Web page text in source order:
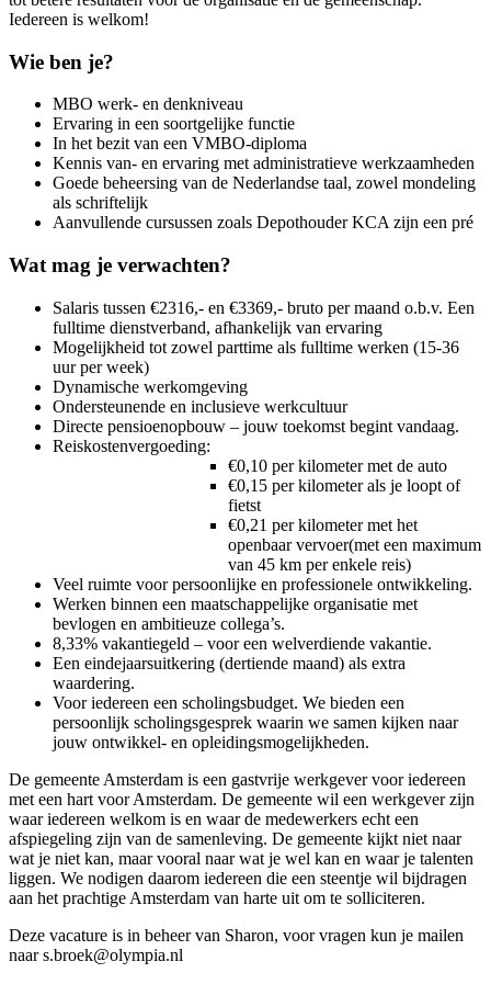
Iedereen is welkom!
Wie ben je?
MBO werk- en denkniveau
Ervaring in een soortgelijke functie
In het bezit van een VMBO-diploma
Kennis van- en ervaring met administratieve werkzaamheden
Goede beheersing van de Nederlandse taal, zowel mondeling
als schriftelijk
Aanvullende cursussen zoals Depothouder KCA zijn een pré
Wat mag je verwachten?
Salaris tussen €2316,- en €3369,- bruto per maand o.b.v. Een
fulltime dienstverband, afhankelijk van ervaring
Mogelijkheid tot zowel parttime als fulltime werken (15-36
uur per week)
Dynamische werkomgeving
Ondersteunende en inclusieve werkcultuur
Directe pensioenopbouw – jouw toekomst begint vandaag.
Reiskostenvergoeding:
€0,10 per kilometer met de auto
€0,15 per kilometer als je loopt of
fietst
€0,21 per kilometer met het
openbaar vervoer(met een maximum
van 45 km per enkele reis)
Veel ruimte voor persoonlijke en professionele ontwikkeling.
Werken binnen een maatschappelijke organisatie met
bevlogen en ambitieuze collega’s.
8,33% vakantiegeld – voor een welverdiende vakantie.
Een eindejaarsuitkering (dertiende maand) als extra
waardering.
Voor iedereen een scholingsbudget. We bieden een
persoonlijk scholingsgesprek waarin we samen kijken naar
jouw ontwikkel- en opleidingsmogelijkheden.
De gemeente Amsterdam is een gastvrije werkgever voor iedereen
met een hart voor Amsterdam. De gemeente wil een werkgever zijn
waar iedereen welkom is en waar de medewerkers echt een
afspiegeling zijn van de samenleving. De gemeente kijkt niet naar
wat je niet kan, maar vooral naar wat je wel kan en waar je talenten
liggen. We nodigen daarom iedereen die een steentje wil bijdragen
aan het prachtige Amsterdam van harte uit om te solliciteren.
Deze vacature is in beheer van Sharon, voor vragen kun je mailen
naar s.broek@olympia.nl